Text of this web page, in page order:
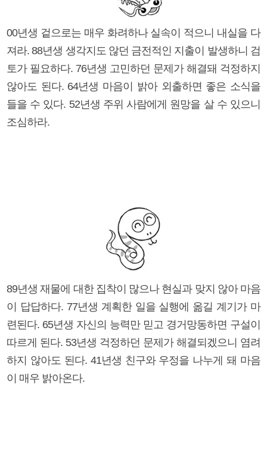
00년생 겉으로는 매우 화려하나 실속이 적으니 내실을 다
져라. 88년생 생각지도 않던 금전적인 지출이 발생하니 검
토가 필요하다. 76년생 고민하던 문제가 해결돼 걱정하지
않아도 된다. 64년생 마음이 밝아 외출하면 좋은 소식을
들을 수 있다. 52년생 주위 사람에게 원망을 살 수 있으니
조심하라.
89년생 재물에 대한 집착이 많으나 현실과 맞지 않아 마음
이 답답하다. 77년생 계획한 일을 실행에 옮길 계기가 마
련된다. 65년생 자신의 능력만 믿고 경거망동하면 구설이
따르게 된다. 53년생 걱정하던 문제가 해결되겠으니 염려
하지 않아도 된다. 41년생 친구와 우정을 나누게 돼 마음
이 매우 밝아온다.